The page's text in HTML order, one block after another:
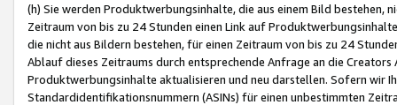
(h) Sie werden Produktwerbungsinhalte, die aus einem Bild bestehen,
Zeitraum von bis zu 24 Stunden einen Link auf
die nicht aus Bildern bestehen, für einen Zeitraum von bis zu 24
Ablauf dieses Zeitraums durch entsprechende Anfrage an die
Produktwerbungsinhalte aktualisieren und neu darstellen. Sofern wir
Standardidentifikationsnummern (ASINs) für einen unbestimmten